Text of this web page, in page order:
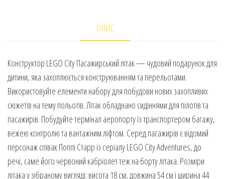
ОПИС
Конструктор LEGO City Пасажирський літак — чудовий подарунок для
дитини, яка захоплюється конструюванням та перельотами.
Використовуйте елементи набору для побудови нових захопливих
сюжетів на тему польотів. Літак обладнано сидіннями для пілотів та
пасажирів. Побудуйте термінал аеропорту із транспортером багажу,
вежею контролю та вантажним ліфтом. Серед пасажирів є відомий
персонаж співак Поппі Старр із серіалу LEGO City Adventures, до
речі, саме його червоний кабріолет теж на борту літака. Розміри
літака у зібраному вигляді: висота 18 см, довжина 54 см і ширина 44